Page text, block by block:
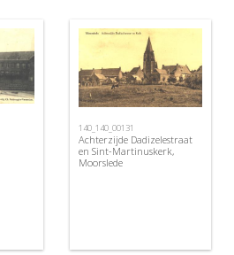
140_140_00131
Achterzijde Dadizelestraat
en Sint-Martinuskerk,
Moorslede